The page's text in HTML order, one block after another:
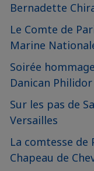
Bernadette
Le Comte de
Marine
Soirée
Danican
Sur les pas de
Versailles
La comtesse de
Chapeau de